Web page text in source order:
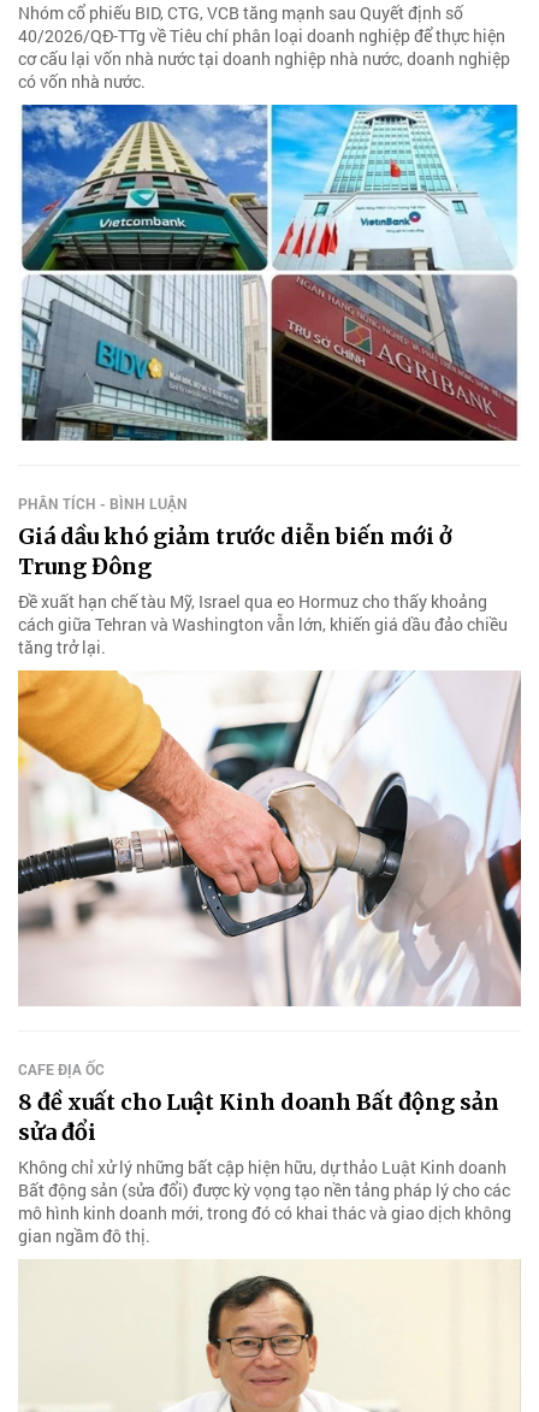
Nhóm cổ phiếu BID, CTG, VCB tăng mạnh sau Quyết định số
40/2026/QĐ-TTg về Tiêu chí phân loại doanh nghiệp để thực hiện
cơ cấu lại vốn nhà nước tại doanh nghiệp nhà nước, doanh nghiệp
có vốn nhà nước.
PHÂN TÍCH - BÌNH LUẬN
Giá dầu khó giảm trước diễn biến mới ở
Trung Đông
Đề xuất hạn chế tàu Mỹ, Israel qua eo Hormuz cho thấy khoảng
cách giữa Tehran và Washington vẫn lớn, khiến giá dầu đảo chiều
tăng trở lại.
CAFE ĐỊA ỐC
8 đề xuất cho Luật Kinh doanh Bất động sản
sửa đổi
Không chỉ xử lý những bất cập hiện hữu, dự thảo Luật Kinh doanh
Bất động sản (sửa đổi) được kỳ vọng tạo nền tảng pháp lý cho các
mô hình kinh doanh mới, trong đó có khai thác và giao dịch không
gian ngầm đô thị.